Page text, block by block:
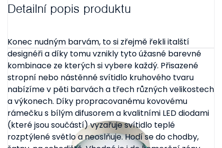
Detailní popis produktu
Konec nudným barvám, to si zřejmě řekli italští
designéři a díky tomu vznikly tyto úžasné barevné
kombinace ze kterých si vybere každý. Přisazené
stropní nebo nástěnné svítidlo kruhového tvaru
nabízíme v pěti barvách a třech různých velikostech
a výkonech. Díky propracovanému kovovému
rámečku s bílým difusorem a kvalitními LED diodami
(které jsou součástí) vyzařuje svítidlo teplé
rozptýlené světlo a neoslňuje. Hodí se do chodby,